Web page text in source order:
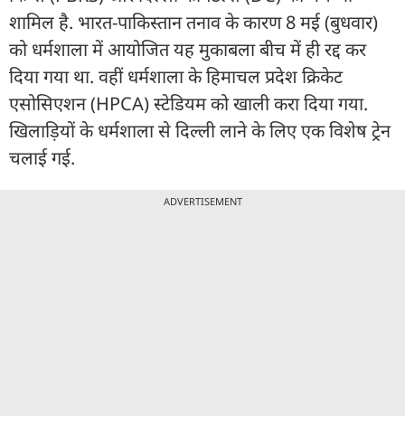
शामिल है. भारत-पाकिस्तान तनाव के कारण 8 मई (बुधवार)
को धर्मशाला में आयोजित यह मुकाबला बीच में ही रद्द कर
दिया गया था. वहीं धर्मशाला के हिमाचल प्रदेश क्रिकेट
एसोसिएशन (HPCA) स्टेडियम को खाली करा दिया गया.
खिलाड़ियों के धर्मशाला से दिल्ली लाने के लिए एक विशेष ट्रेन
चलाई गई.
ADVERTISEMENT